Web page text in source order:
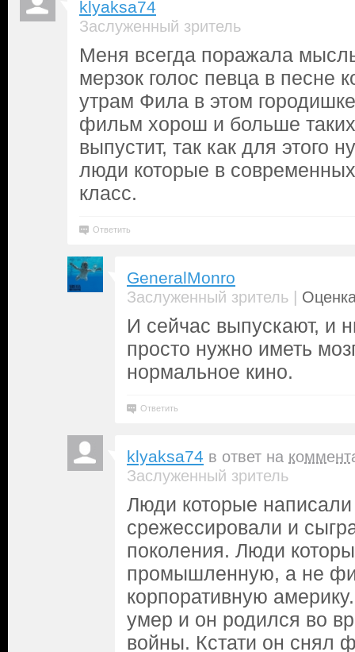
klyaksa74
Заслуженный зритель
Меня всегда поражала
мерзок голос певца в песне
утрам Фила в этом
фильм хорош и больше
выпустит, так как для этого
люди которые в
класс.
Ответить
GeneralMonro
Заслуженный зритель |
И сейчас выпускают, и
просто нужно иметь
нормальное кино.
Ответить
klyaksa74 в ответ на
Заслуженный зритель
Люди которые
срежессировали и
поколения. Люди
промышленную, а не
корпоративную
умер и он родился во
войны. Кстати он снял